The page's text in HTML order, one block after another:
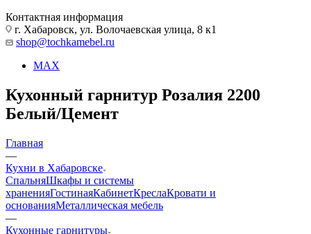
Контактная информация
г. Хабаровск, ул. Волочаевская улица, 8 к1
shop@tochkamebel.ru
MAX
Кухонный гарнитур Розалия 2200
Белый/Цемент
Главная
—
Кухни в Хабаровске
СпальняШкафы и системы
храненияГостинаяКабинетКреслаКровати и
основанияМеталлическая мебель
—
Кухонные гарнитуры